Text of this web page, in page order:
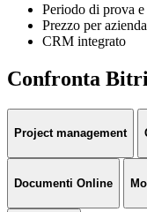
Periodo di prova
Prezzo per
CRM integrato
Confronta
Project management
Documenti Online